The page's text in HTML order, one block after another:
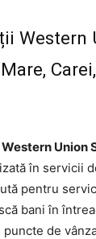
Western
Union
în servicii
pentru
bani în
puncte de